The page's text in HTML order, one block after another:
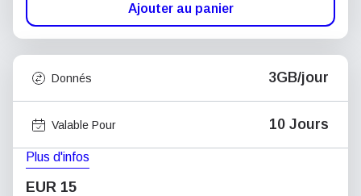
Ajouter au panier
Donnés 3GB/jour
Valable Pour 10 Jours
Plus d'infos
EUR 15